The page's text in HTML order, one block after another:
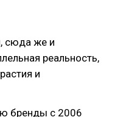
сюда же и
реальность,
и
бренды с 2006